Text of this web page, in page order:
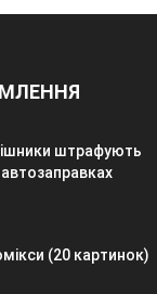
штрафують
автозаправках
(20 картинок)